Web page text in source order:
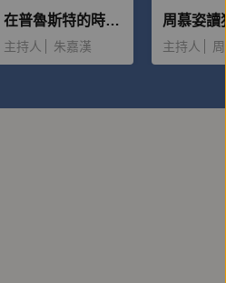
子的書
在普魯斯特的時光裡——朱嘉漢《追憶似水年華》12講
主持人 朱嘉漢
人案：為
麼多男性
她，並且
主持人